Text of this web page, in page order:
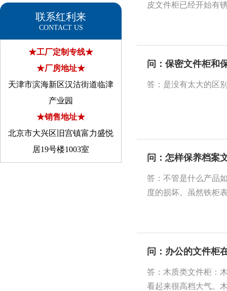
联系红利来
CONTACT US
★工厂定制专线★
★厂房地址★
天津市滨海新区汉沽街道临津
产业园
★销售地址★
北京市大兴区旧宫镇富力盛悦
居19号楼1003室
皮文件柜已经开始有
问：保密文件柜和
答：是没有太大的区
问：怎样保养档案
答：不管是什么产品
度的损坏。虽然铁柜
问：办公的文件柜
答：木质类文件柜：
看起来很高档大气。